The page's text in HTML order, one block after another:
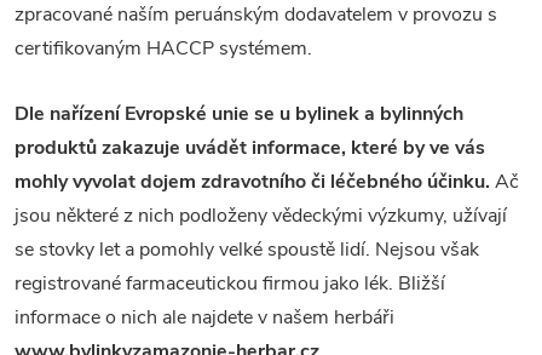
zpracované naším peruánským dodavatelem v provozu s
certifikovaným HACCP systémem.
Dle nařízení Evropské unie se u bylinek a bylinných
produktů zakazuje uvádět informace, které by ve vás
mohly vyvolat dojem zdravotního či léčebného účinku. Ač
jsou některé z nich podloženy vědeckými výzkumy, užívají
se stovky let a pomohly velké spoustě lidí. Nejsou však
registrované farmaceutickou firmou jako lék. Bližší
informace o nich ale najdete v našem herbáři